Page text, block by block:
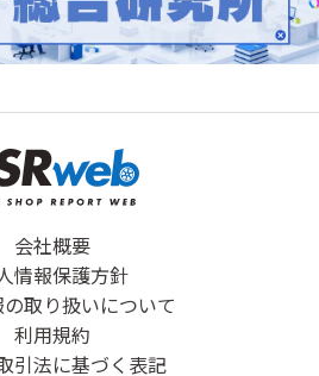
会社概要
情報保護方針
取り扱いについて
利用規約
引法に基づく表記